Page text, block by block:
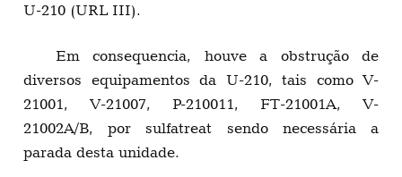
U-210 (URL III).
Em consequencia, houve a obstrução de
diversos equipamentos da U-210, tais como V-
21001, V-21007, P-210011, FT-21001A, V-
21002A/B, por sulfatreat sendo necessária a
parada desta unidade.